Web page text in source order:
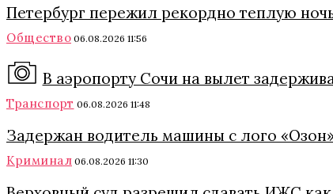
Петербург пережил рекордно теплую
Общество 06.08.2026 11:56
В аэропорту Сочи на вылет
Транспорт 06.08.2026 11:48
Задержан водитель машины с лого
Криминал 06.08.2026 11:30